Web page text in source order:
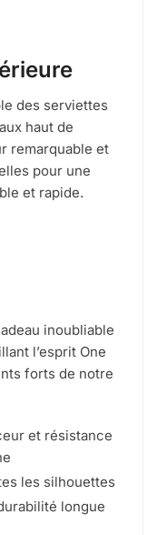
des serviettes
haut de
remarquable et
pour une
et rapide.
inoubliable
l’esprit One
forts de notre
et résistance
les silhouettes
longue